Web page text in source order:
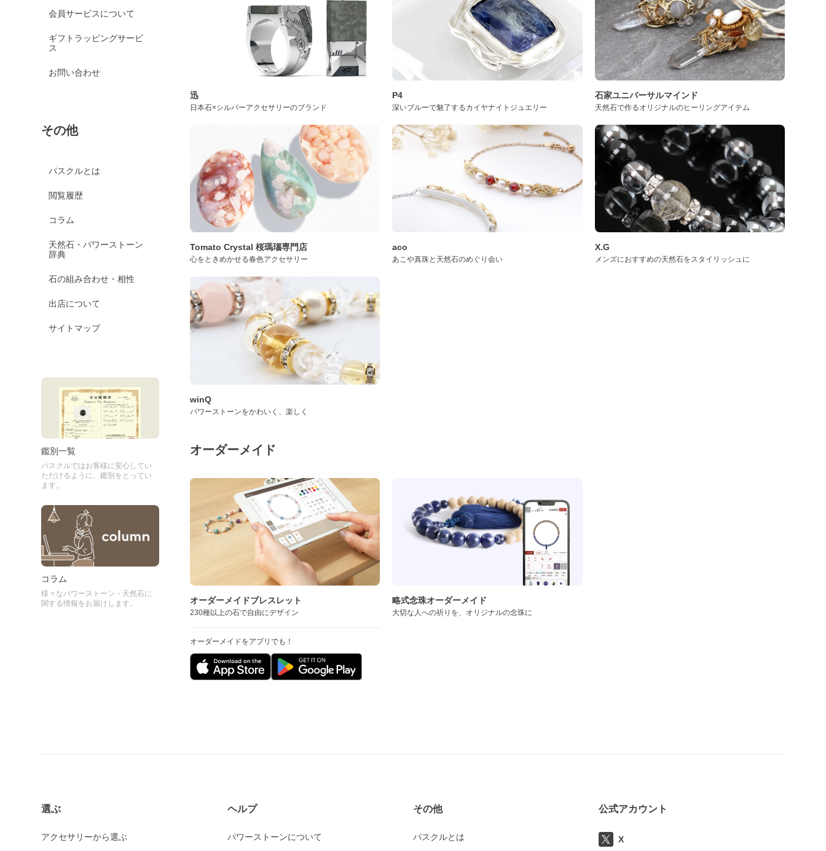
会員サービスについて
ギフトラッピングサービ
ス
お問い合わせ
その他
パスクルとは
閲覧履歴
コラム
天然石・パワーストーン
辞典
石の組み合わせ・相性
出店について
サイトマップ
鑑別一覧
パスクルではお客様に安心してい
ただけるように、鑑別をとってい
ます。
コラム
様々なパワーストーン・天然石に
関する情報をお届けします。
迅
日本石×シルバーアクセサリーのブランド
P4
深いブルーで魅了するカイヤナイトジュエリー
石家ユニバーサルマインド
天然石で作るオリジナルのヒーリングアイテム
Tomato Crystal 桜瑪瑙専門店
心をときめかせる春色アクセサリー
aco
あこや真珠と天然石のめぐり会い
X.G
メンズにおすすめの天然石をスタイリッシュに
winQ
パワーストーンをかわいく、楽しく
オーダーメイド
オーダーメイドブレスレット
230種以上の石で自由にデザイン
オーダーメイドをアプリでも！
略式念珠オーダーメイド
大切な人への祈りを、オリジナルの念珠に
選ぶ
アクセサリーから選ぶ
ヘルプ
パワーストーンについて
その他
パスクルとは
公式アカウント
X